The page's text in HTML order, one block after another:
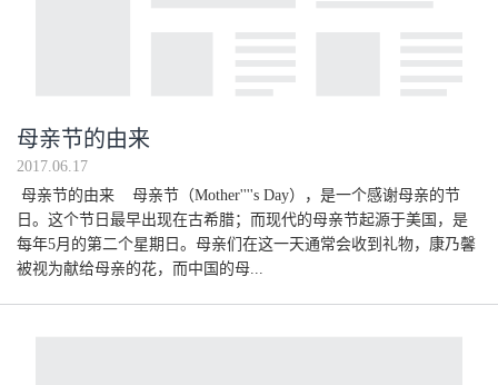
母亲节的由来
2017.06.17
母亲节的由来 母亲节（Mother''''s Day），是一个感谢母亲的节
日。这个节日最早出现在古希腊；而现代的母亲节起源于美国，是
每年5月的第二个星期日。母亲们在这一天通常会收到礼物，康乃馨
被视为献给母亲的花，而中国的母...